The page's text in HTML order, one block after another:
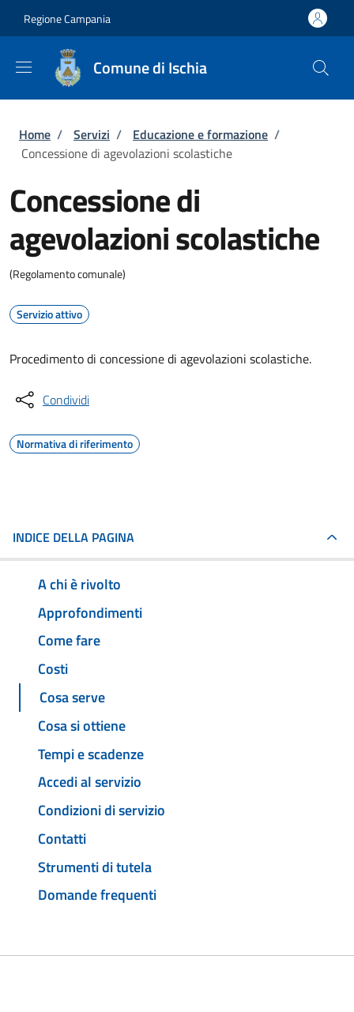
Regione Campania
Comune di Ischia
Briciole di pane
Home / Servizi / Educazione e formazione /
Concessione di agevolazioni scolastiche
Concessione di
agevolazioni scolastiche
(Regolamento comunale)
Servizio attivo
Procedimento di concessione di agevolazioni scolastiche.
Condividi
Normativa di riferimento
INDICE DELLA PAGINA
A chi è rivolto
Approfondimenti
Come fare
Costi
Cosa serve
Cosa si ottiene
Tempi e scadenze
Accedi al servizio
Condizioni di servizio
Contatti
Strumenti di tutela
Domande frequenti